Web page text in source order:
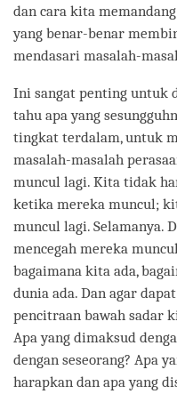
dan cara kita
yang benar-benar
mendasari masalah-
Ini sangat penting untuk
tahu apa yang
tingkat terdalam, untuk
masalah-masalah
muncul lagi. Kita tidak
ketika mereka muncul;
muncul lagi. Selamanya.
mencegah mereka
bagaimana kita ada,
dunia ada. Dan agar
pencitraan bawah sadar
Apa yang dimaksud
dengan seseorang? Apa
harapkan dan apa yang